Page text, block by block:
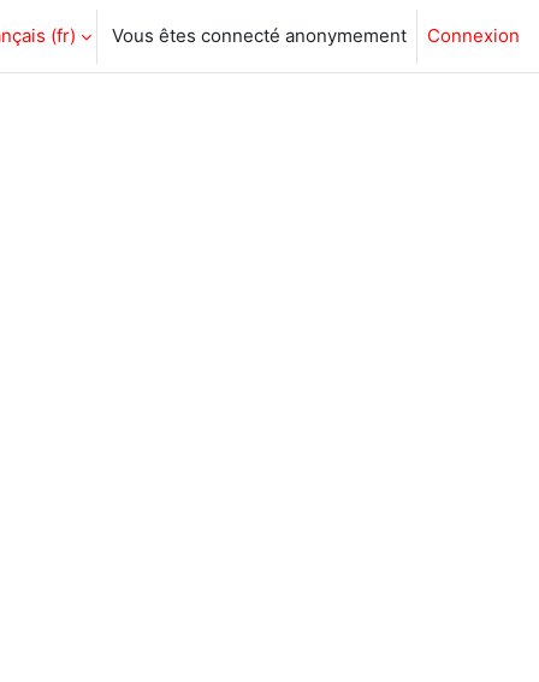
‎(fr)‎ Vous êtes connecté anonymement Connexion